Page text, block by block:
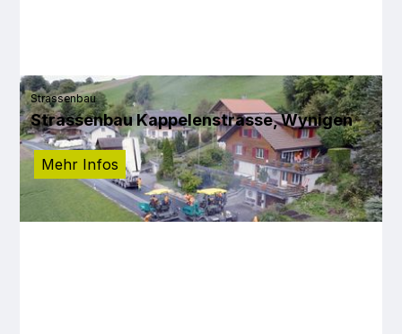
Strassenbau
Strassenbau Kappelenstrasse, Wynigen
Mehr Infos